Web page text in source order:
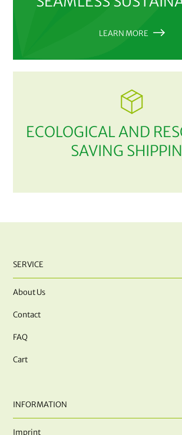
LEARN MORE
ECOLOGICAL AND
SAVING
SERVICE
About Us
Contact
FAQ
Cart
INFORMATION
Imprint